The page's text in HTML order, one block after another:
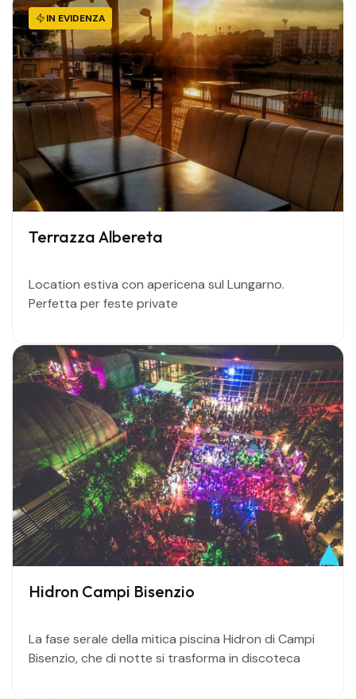
IN EVIDENZA
Terrazza Albereta
Location estiva con apericena sul Lungarno.
Perfetta per feste private
Hidron Campi Bisenzio
La fase serale della mitica piscina Hidron di Campi
Bisenzio, che di notte si trasforma in discoteca